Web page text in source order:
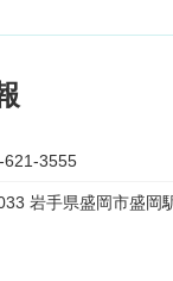
621-3555
岩手県盛岡市盛岡